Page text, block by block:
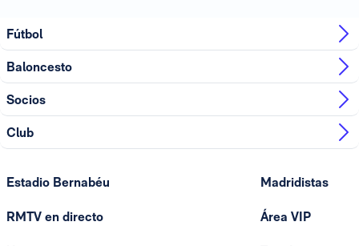
Fútbol
Baloncesto
Socios
Club
Estadio Bernabéu
RMTV en directo
Madridistas
Área VIP